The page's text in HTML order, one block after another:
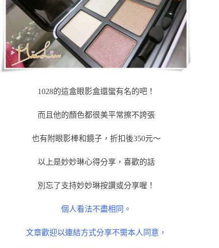
1028的這盒眼影盒還蠻有名的吧！
而且他的顏色都很美平常擦不誇張
也有附眼影棒和鏡子，折扣後350元～
以上是妙妙琳心得分享，喜歡的話
別忘了支持妙妙琳按讚或分享喔！
個人看法不盡相同。
文章歡迎以連結方式分享不需本人同意，